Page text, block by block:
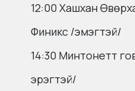
12:00 Хашхан
Финикс /эмэгтэй/
14:30 Минтонетт
эрэгтэй/